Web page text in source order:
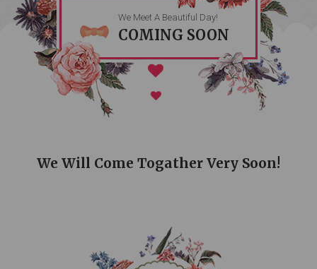
We Meet A Beautiful Day!
COMING SOON
We Will Come Togather Very Soon!